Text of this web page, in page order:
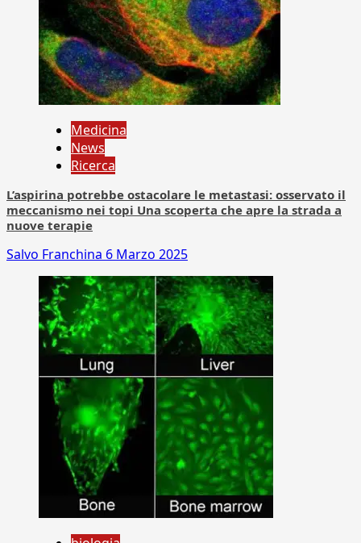
Medicina
News
Ricerca
L’aspirina potrebbe ostacolare le metastasi: osservato il
meccanismo nei topi Una scoperta che apre la strada a
nuove terapie
Salvo Franchina 6 Marzo 2025